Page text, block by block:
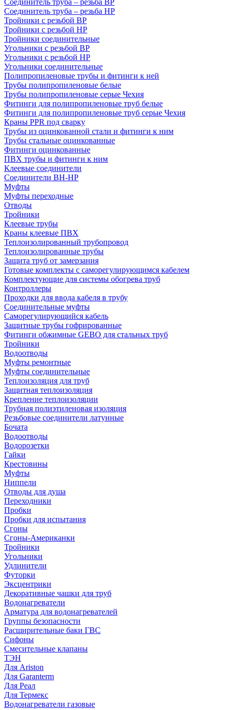
Соединитель труба – резьба НР
Тройники с резьбой ВР
Тройники с резьбой НР
Тройники соединительные
Угольники с резьбой ВР
Угольники с резьбой НР
Угольники соединительные
Полипропиленовые трубы и фитинги к ней
Трубы полипропиленовые белые
Трубы полипропиленовые серые Чехия
Фитинги для полипропиленовые труб белые
Фитинги для полипропиленовые труб серые Чехия
Краны PPR под сварку
Трубы из оцинкованной стали и фитинги к ним
Трубы стальные оцинкованные
Фитинги оцинкованные
ПВХ трубы и фитинги к ним
Клеевые соединители
Соединители ВН-НР
Муфты
Муфты переходные
Отводы
Тройники
Клеевые трубы
Краны клеевые ПВХ
Теплоизолированный трубопровод
Теплоизолированные трубы
Защита труб от замерзания
Готовые комплекты с саморегулирующимся кабелем
Комплектующие для системы обогрева труб
Контроллеры
Проходки для ввода кабеля в трубу
Соединительные муфты
Саморегулирующийся кабель
Защитные трубы гофрированные
Фитинги обжимные GEBO для стальных труб
Тройники
Водоотводы
Муфты ремонтные
Муфты соединительные
Теплоизоляция для труб
Защитная теплоизоляция
Крепление теплоизоляции
Трубная полиэтиленовая изоляция
Резьбовые соединители латунные
Бочата
Водоотводы
Водорозетки
Гайки
Крестовины
Муфты
Ниппели
Отводы для душа
Переходники
Пробки
Пробки для испытания
Сгоны
Сгоны-Американки
Тройники
Угольники
Удлинители
Футорки
Эксцентрики
Декоративные чашки для труб
Водонагреватели
Арматура для водонагревателей
Группы безопасности
Расширительные баки ГВС
Сифоны
Смесительные клапаны
ТЭН
Для Ariston
Для Garanterm
Для Реал
Для Термекс
Водонагреватели газовые